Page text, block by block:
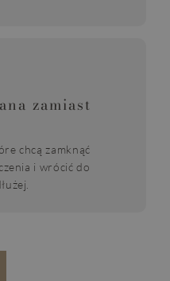
zamiast
chcą zamknąć
i wrócić do